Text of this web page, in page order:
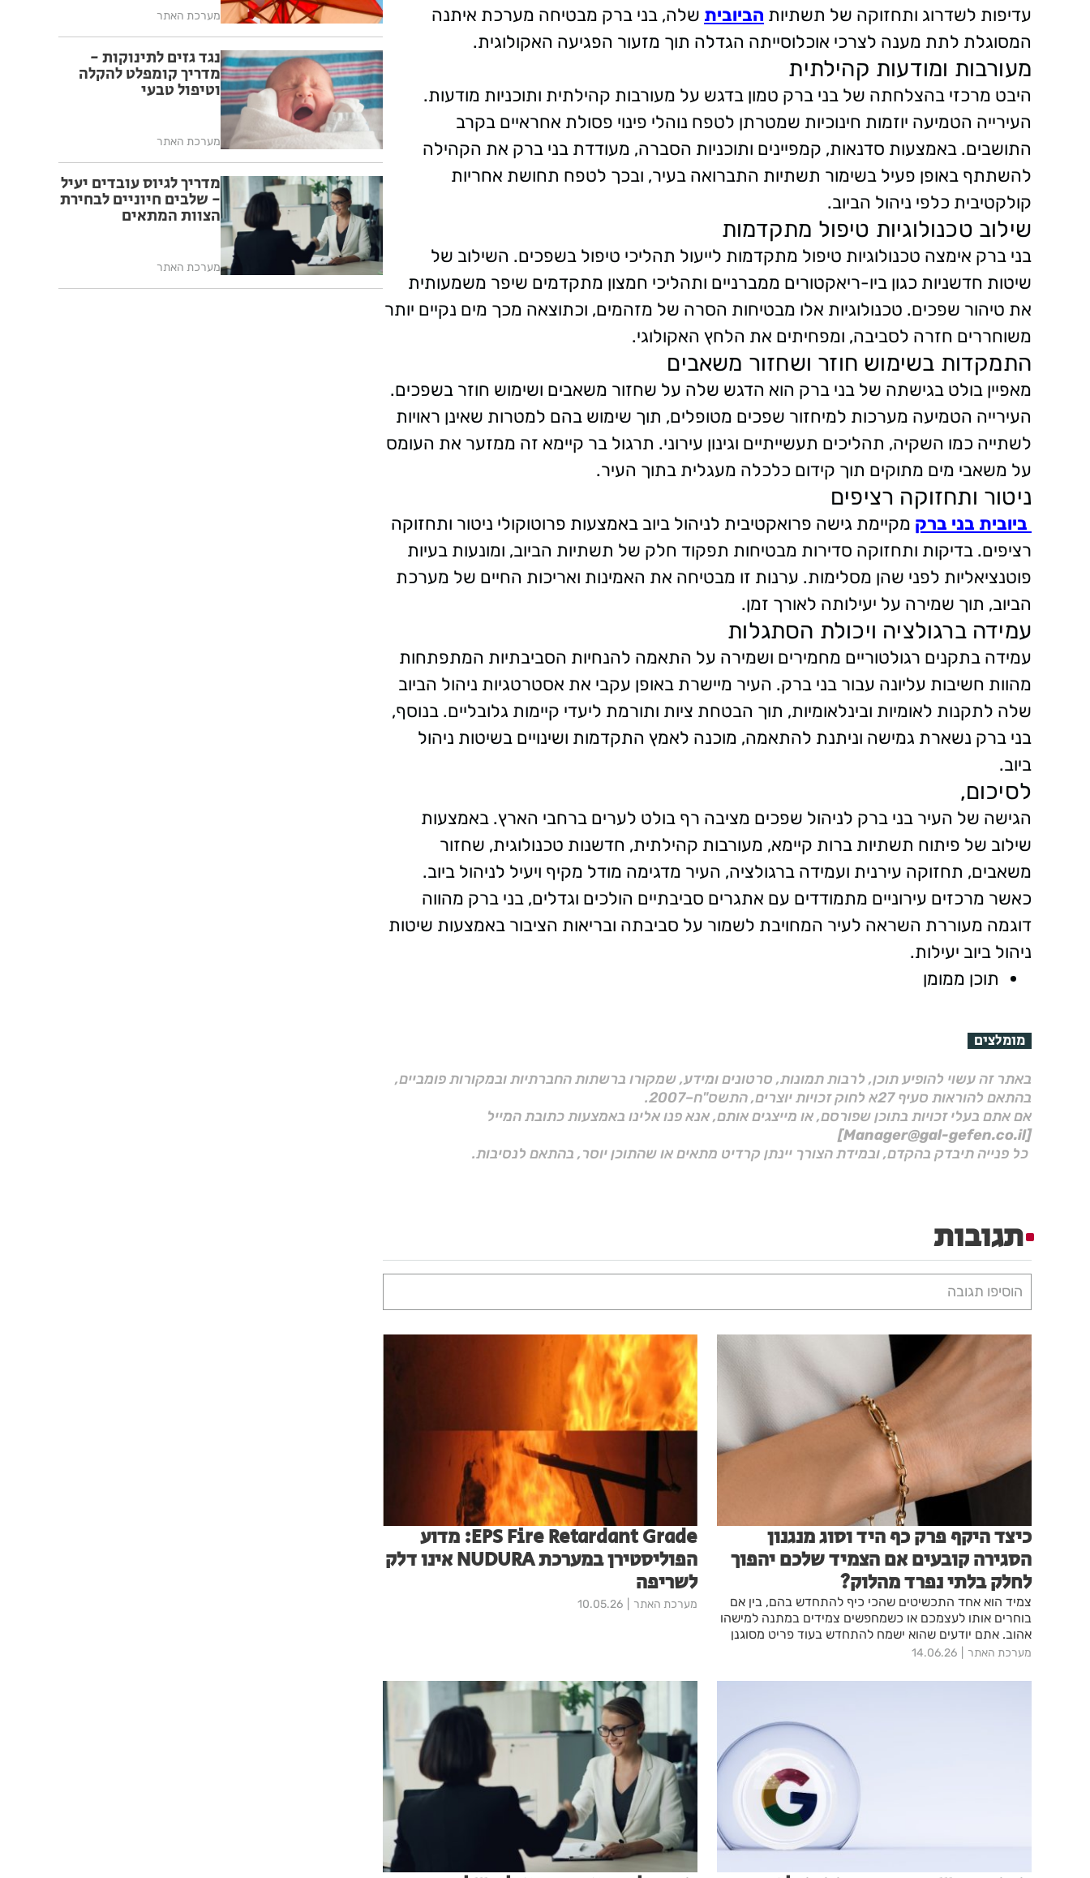
עדיפות לשדרוג ותחזוקה של תשתיות הביובית שלה, בני ברק מבטיחה מערכת איתנה
המסוגלת לתת מענה לצרכי אוכלוסייתה הגדלה תוך מזעור הפגיעה האקולוגית.
מעורבות ומודעות קהילתית
היבט מרכזי בהצלחתה של בני ברק טמון בדגש על מעורבות קהילתית ותוכניות מודעות.
העירייה הטמיעה יוזמות חינוכיות שמטרתן לטפח נוהלי פינוי פסולת אחראיים בקרב
התושבים. באמצעות סדנאות, קמפיינים ותוכניות הסברה, מעודדת בני ברק את הקהילה
להשתתף באופן פעיל בשימור תשתיות התברואה בעיר, ובכך לטפח תחושת אחריות
קולקטיבית כלפי ניהול הביוב.
שילוב טכנולוגיות טיפול מתקדמות
בני ברק אימצה טכנולוגיות טיפול מתקדמות לייעול תהליכי טיפול בשפכים. השילוב של
שיטות חדשניות כגון ביו-ריאקטורים ממברניים ותהליכי חמצון מתקדמים שיפר משמעותית
את טיהור שפכים. טכנולוגיות אלו מבטיחות הסרה של מזהמים, וכתוצאה מכך מים נקיים יותר
משוחררים חזרה לסביבה, ומפחיתים את הלחץ האקולוגי.
התמקדות בשימוש חוזר ושחזור משאבים
מאפיין בולט בגישתה של בני ברק הוא הדגש שלה על שחזור משאבים ושימוש חוזר בשפכים.
העירייה הטמיעה מערכות למיחזור שפכים מטופלים, תוך שימוש בהם למטרות שאינן ראויות
לשתייה כמו השקיה, תהליכים תעשייתיים וגינון עירוני. תרגול בר קיימא זה ממזער את העומס
על משאבי מים מתוקים תוך קידום כלכלה מעגלית בתוך העיר.
ניטור ותחזוקה רציפים
ביובית בני ברק מקיימת גישה פרואקטיבית לניהול ביוב באמצעות פרוטוקולי ניטור ותחזוקה
רציפים. בדיקות ותחזוקה סדירות מבטיחות תפקוד חלק של תשתיות הביוב, ומונעות בעיות
פוטנציאליות לפני שהן מסלימות. ערנות זו מבטיחה את האמינות ואריכות החיים של מערכת
הביוב, תוך שמירה על יעילותה לאורך זמן.
עמידה ברגולציה ויכולת הסתגלות
עמידה בתקנים רגולטוריים מחמירים ושמירה על התאמה להנחיות הסביבתיות המתפתחות
מהוות חשיבות עליונה עבור בני ברק. העיר מיישרת באופן עקבי את אסטרטגיות ניהול הביוב
שלה לתקנות לאומיות ובינלאומיות, תוך הבטחת ציות ותורמת ליעדי קיימות גלובליים. בנוסף,
בני ברק נשארת גמישה וניתנת להתאמה, מוכנה לאמץ התקדמות ושינויים בשיטות ניהול
ביוב.
לסיכום,
הגישה של העיר בני ברק לניהול שפכים מציבה רף בולט לערים ברחבי הארץ. באמצעות
שילוב של פיתוח תשתיות ברות קיימא, מעורבות קהילתית, חדשנות טכנולוגית, שחזור
משאבים, תחזוקה עירנית ועמידה ברגולציה, העיר מדגימה מודל מקיף ויעיל לניהול ביוב.
כאשר מרכזים עירוניים מתמודדים עם אתגרים סביבתיים הולכים וגדלים, בני ברק מהווה
דוגמה מעוררת השראה לעיר המחויבת לשמור על סביבתה ובריאות הציבור באמצעות שיטות
ניהול ביוב יעילות.
תוכן ממומן
מומלצים
באתר זה עשוי להופיע תוכן, לרבות תמונות, סרטונים ומידע, שמקורו ברשתות החברתיות ובמקורות פומביים,
בהתאם להוראות סעיף 27א לחוק זכויות יוצרים, התשס"ח–2007.
אם אתם בעלי זכויות בתוכן שפורסם, או מייצגים אותם, אנא פנו אלינו באמצעות כתובת המייל
[Manager@gal-gefen.co.il]
כל פנייה תיבדק בהקדם, ובמידת הצורך יינתן קרדיט מתאים או שהתוכן יוסר, בהתאם לנסיבות.
תגובות
הוסיפו תגובה
כיצד היקף פרק כף היד וסוג מנגנון
הסגירה קובעים אם הצמיד שלכם יהפוך
לחלק בלתי נפרד מהלוק?
צמיד הוא אחד התכשיטים שהכי כיף להתחדש בהם, בין אם
בוחרים אותו לעצמכם או כשמחפשים צמידים במתנה למישהו
אהוב. אתם יודעים שהוא ישמח להתחדש בעוד פריט מסוגנן
ויפה! נכון שלרוב נתייחס למראה ולסטייל, אבל נוחות היא
לפריט שעונדים בכל יום או יישאר מונח בקופסה הוא לא רק
מערכת האתר 14.06.26
EPS Fire Retardant Grade: מדוע
הפוליסטירן במערכת NUDURA אינו דלק
לשריפה
מערכת האתר 10.05.26
מערכת האתר
נגד גזים לתינוקות -
מדריך קומפלט להקלה
וטיפול טבעי
מערכת האתר
מדריך לגיוס עובדים יעיל
- שלבים חיוניים לבחירת
הצוות המתאים
מערכת האתר